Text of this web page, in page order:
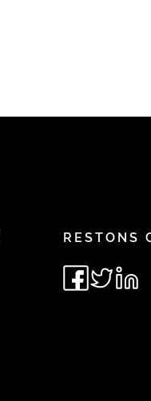
RESTONS